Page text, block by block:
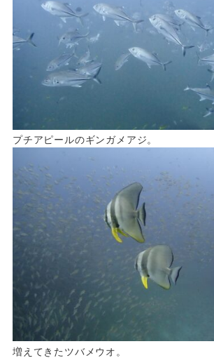
プチアピールのギンガメアジ。
増えてきたツバメウオ。